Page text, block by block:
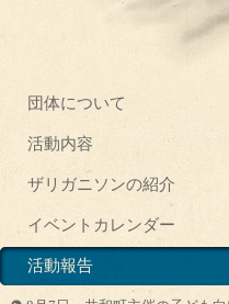
団体について
活動内容
ザリガニソンの紹介
イベントカレンダー
活動報告